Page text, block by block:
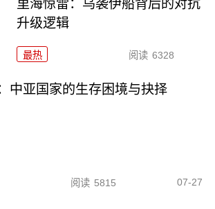
里海惊雷：乌袭伊船背后的对抗
升级逻辑
最热 阅读 6328
中亚国家的生存困境与抉择
阅读 5815 07-27